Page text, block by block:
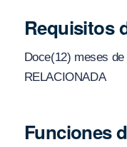
Requisitos
Doce(12) meses
RELACIONADA
Funciones